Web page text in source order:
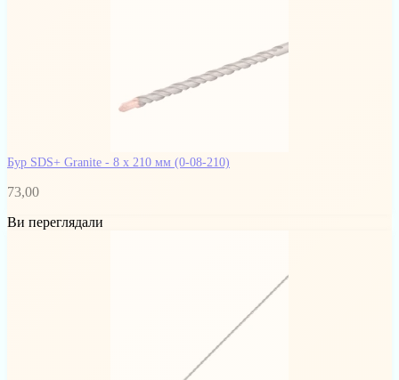
Бур SDS+ Granite - 8 х 210 мм (0-08-210)
73,00
Ви переглядали